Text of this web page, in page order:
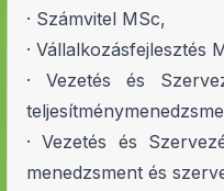
· Számvitel MSc,
· Vállalkozásfejlesztés
· Vezetés és
· Vezetés és
menedzsment és